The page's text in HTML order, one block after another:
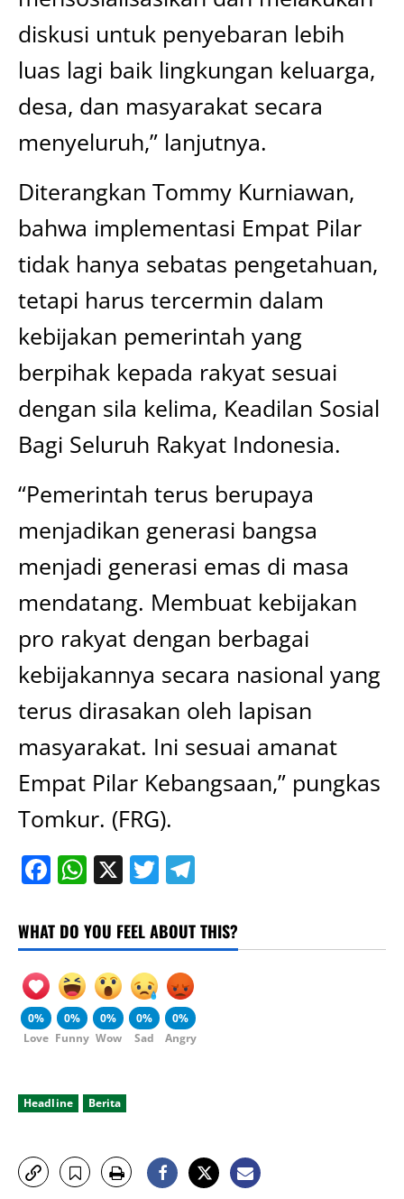
diskusi untuk penyebaran lebih
luas lagi baik lingkungan keluarga,
desa, dan masyarakat secara
menyeluruh,” lanjutnya.
Diterangkan Tommy Kurniawan,
bahwa implementasi Empat Pilar
tidak hanya sebatas pengetahuan,
tetapi harus tercermin dalam
kebijakan pemerintah yang
berpihak kepada rakyat sesuai
dengan sila kelima, Keadilan Sosial
Bagi Seluruh Rakyat Indonesia.
“Pemerintah terus berupaya
menjadikan generasi bangsa
menjadi generasi emas di masa
mendatang. Membuat kebijakan
pro rakyat dengan berbagai
kebijakannya secara nasional yang
terus dirasakan oleh lapisan
masyarakat. Ini sesuai amanat
Empat Pilar Kebangsaan,” pungkas
Tomkur. (FRG).
Facebook
WhatsApp
X Twitter
WHAT DO YOU FEEL ABOUT THIS?
0%
Love
0%
Funny
0%
Wow
0%
Sad
0%
Angry
Headline Berita